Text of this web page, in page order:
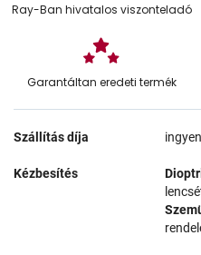
Ray-Ban hivatalos viszonteladó
Garantáltan eredeti termék
Szállítás díja
Kézbesítés